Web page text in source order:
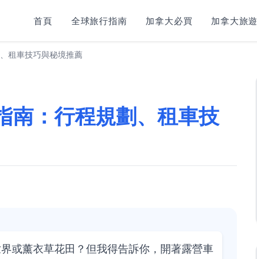
首頁 全球旅行指南 加拿大必買 加拿大旅遊​
租車技巧與秘境推薦
南：行程規劃、租車技
或薰衣草花田？但我得告訴你，開著露營車